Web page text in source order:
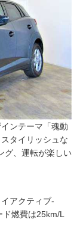
ンテーマ「魂動
タイリッシュな
グ、運転が楽しい
アクティブ-
燃費は25km/L